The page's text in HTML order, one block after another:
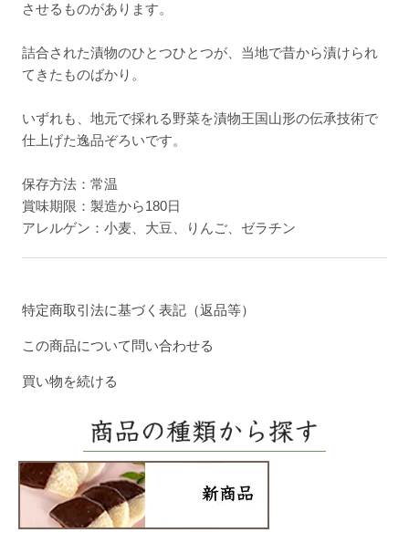
させるものがあります。
詰合された漬物のひとつひとつが、当地で昔から漬けられ
てきたものばかり。
いずれも、地元で採れる野菜を漬物王国山形の伝承技術で
仕上げた逸品ぞろいです。
保存方法：常温
賞味期限：製造から180日
アレルゲン：小麦、大豆、りんご、ゼラチン
特定商取引法に基づく表記（返品等）
この商品について問い合わせる
買い物を続ける